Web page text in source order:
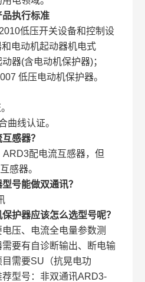
品执行标准
低压开关设备和控制设
电动机起动器机电式
(含电动机保护器)；
低压电动机保护器。
线认证。
感器？
配电流互感器，但
感器。
号能做双通讯？
护器应该怎么选型号呢？
压、电流全电量参数测
要有自诊断输出、断电输
需要SU（抗晃电功
型号：非双通讯ARD3-